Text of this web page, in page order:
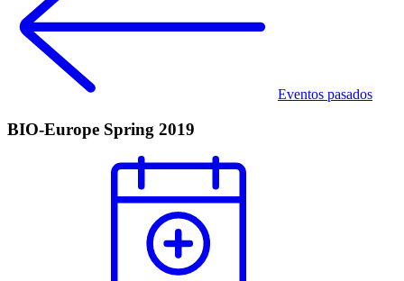
Eventos pasados
BIO-Europe Spring 2019